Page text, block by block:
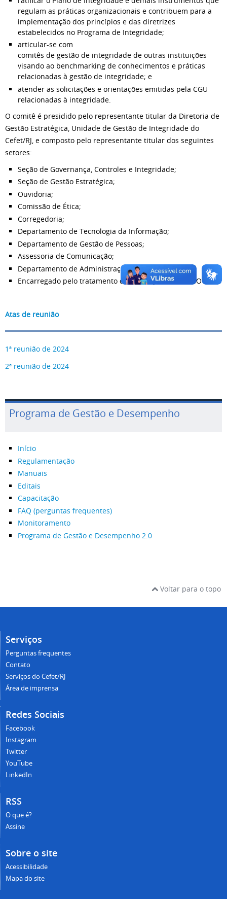
regulam as práticas organizacionais e contribuem para a
implementação dos princípios e das diretrizes
estabelecidos no Programa de Integridade;
articular-se com
comitês de gestão de integridade de outras instituições
visando ao benchmarking de conhecimentos e práticas
relacionadas à gestão de integridade; e
atender as solicitações e orientações emitidas pela CGU
relacionadas à integridade.
O comitê é presidido pelo representante titular da Diretoria de
Gestão Estratégica, Unidade de Gestão de Integridade do
Cefet/RJ, e composto pelo representante titular dos seguintes
setores:
Seção de Governança, Controles e Integridade;
Seção de Gestão Estratégica;
Ouvidoria;
Comissão de Ética;
Corregedoria;
Departamento de Tecnologia da Informação;
Departamento de Gestão de Pessoas;
Assessoria de Comunicação;
Departamento de Administração;
Encarregado pelo tratamento de dados pessoais- DPO
Atas de reunião
1ª reunião de 2024
2ª reunião de 2024
Programa de Gestão e Desempenho
Início
Regulamentação
Manuais
Editais
Capacitação
FAQ (perguntas frequentes)
Monitoramento
Programa de Gestão e Desempenho 2.0
Voltar para o topo
Serviços
Perguntas frequentes
Contato
Serviços do Cefet/RJ
Área de imprensa
Redes Sociais
Facebook
Instagram
Twitter
YouTube
LinkedIn
RSS
O que é?
Assine
Sobre o site
Acessibilidade
Mapa do site